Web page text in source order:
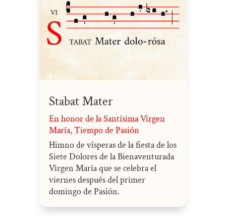
Stabat Mater
En honor de la Santísima Virgen
María,Tiempo de Pasión
Himno de vísperas de la fiesta de los
Siete Dolores de la Bienaventurada
Virgen María que se celebra el
viernes después del primer
domingo de Pasión.